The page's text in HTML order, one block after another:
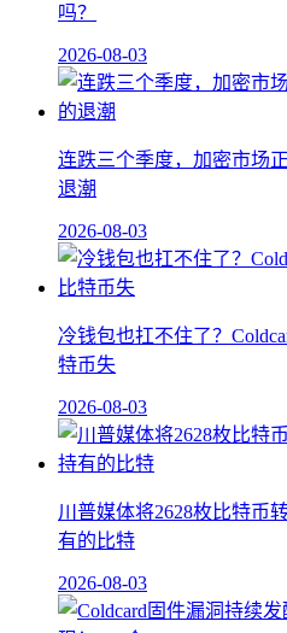
吗？
2026-08-03
连跌三个季度，加密市场
退潮
2026-08-03
冷钱包也扛不住了？
特币失
2026-08-03
川普媒体将2628枚比特币
有的比特
2026-08-03